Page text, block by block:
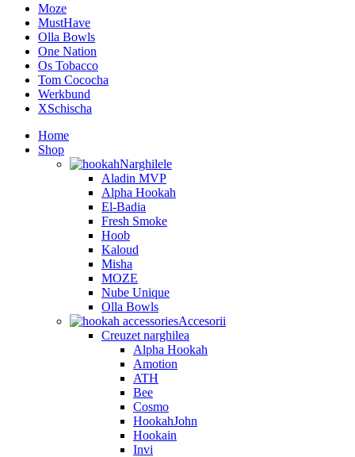
Moze
MustHave
Olla Bowls
One Nation
Os Tobacco
Tom Cococha
Werkbund
XSchischa
Home
Shop
Narghilele
Aladin MVP
Alpha Hookah
El-Badia
Fresh Smoke
Hoob
Kaloud
Misha
MOZE
Nube Unique
Olla Bowls
Accesorii
Creuzet narghilea
Alpha Hookah
Amotion
ATH
Bee
Cosmo
HookahJohn
Hookain
Invi